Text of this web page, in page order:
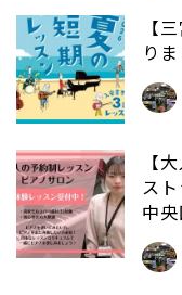
【
り
【
ス
中